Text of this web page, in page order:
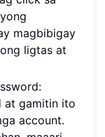
magbibigay
ligtas at
at gamitin ito
account.